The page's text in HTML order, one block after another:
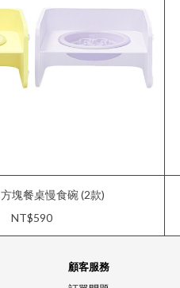
方塊餐桌慢食碗 (2款)
NT$590
顧客服務